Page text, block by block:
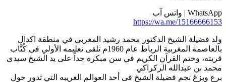
WhatsApp | واتس آب
https://wa.me/15166666153
ولد فضيلة الشيخ الدكتور محمد رشيد المغربي في منطقة اكدال
بالعاصمة المغربية الرباط عام 1960م تلقى تعليمه الأولي في كُتَّاب
قريته، وختم القرآن الكريم في سن مبكرة جداً على يد الشيخ سيدى
محمد بن عبدالله الركراكي
برع وبزغ نجم فضيلة الشيخ فى أحد العوالم الغريبه التي تدور حول